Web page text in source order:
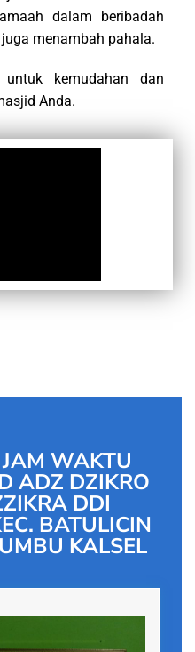
dalam beribadah
menambah pahala.
kemudahan dan
Anda.
WAKTU
ADZ DZIKRO
DDI
BATULICIN
KALSEL